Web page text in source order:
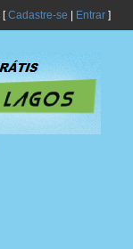
[Cadastre-se Entrar]